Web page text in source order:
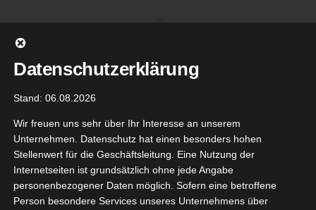
springen
Datenschutzerklärung
Stand: 06.08.2026
Wir freuen uns sehr über Ihr Interesse an unserem
Unternehmen. Datenschutz hat einen besonders hohen
Stellenwert für die Geschäftsleitung. Eine Nutzung der
Internetseiten ist grundsätzlich ohne jede Angabe
personenbezogener Daten möglich. Sofern eine betroffene
Person besondere Services unseres Unternehmens über